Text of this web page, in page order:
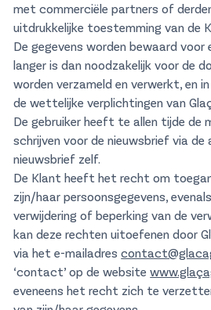
met commerciële partners of
uitdrukkelijke toestemming van de
De gegevens worden bewaard voor
langer is dan noodzakelijk voor de
worden verzameld en verwerkt, en
de wettelijke verplichtingen van
De gebruiker heeft te allen tijde de
schrijven voor de nieuwsbrief via de
nieuwsbrief zelf.
De Klant heeft het recht om
zijn/haar persoonsgegevens,
verwijdering of beperking van de
kan deze rechten uitoefenen door
via het e-mailadres
‘contact’ op de website
eveneens het recht zich te